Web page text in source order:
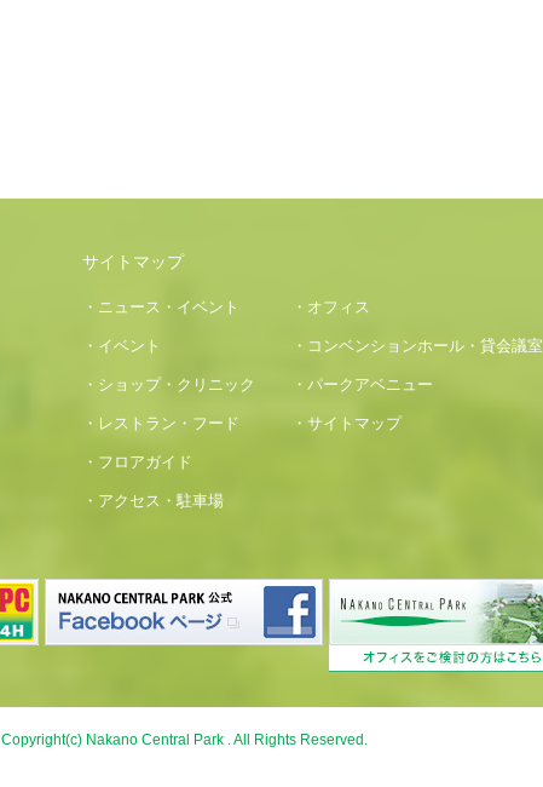
サイトマップ
・ニュース・イベント
・イベント
・ショップ・クリニック
・レストラン・フード
・フロアガイド
・アクセス・駐車場
・オフィス
・コンベンションホール・貸会議室
・パークアベニュー
・サイトマップ
Copyright(c) Nakano Central Park . All Rights Reserved.